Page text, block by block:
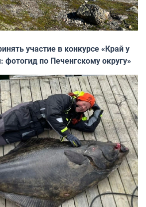
участие в конкурсе «Край у
фотогид по Печенгскому округу»